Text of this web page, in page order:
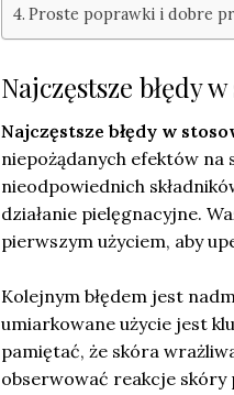
Proste poprawki i dobre
Najczęstsze błędy
Najczęstsze błędy w
niepożądanych efektów na
nieodpowiednich
działanie pielęgnacyjne.
pierwszym użyciem, aby
Kolejnym błędem jest
umiarkowane użycie jest
pamiętać, że skóra
obserwować reakcje skóry